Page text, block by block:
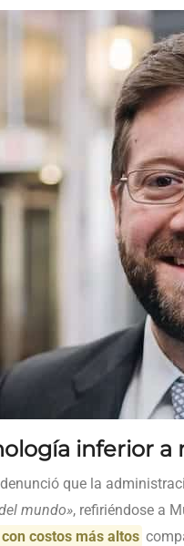
inferior a
que la
mundo», refiriéndose a
costos más altos